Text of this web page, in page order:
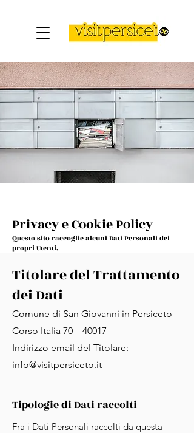
Privacy e Cookie Policy
Questo sito raccoglie alcuni Dati Personali dei
propri Utenti.
Titolare del Trattamento
dei Dati
Comune di San Giovanni in Persiceto
Corso Italia 70 – 40017
Indirizzo email del Titolare:
info@visitpersiceto.it
Tipologie di Dati raccolti
Fra i Dati Personali raccolti da questa